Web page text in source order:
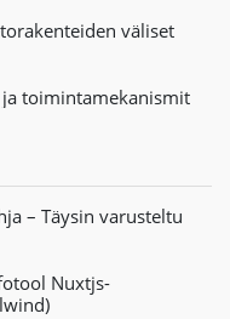
väliset
toimintamekanismit
– Täysin varusteltu
Nuxtjs-